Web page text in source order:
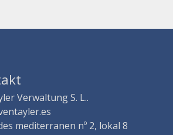
Verwaltung S. L..
mediterranen nº 2, lokal 8